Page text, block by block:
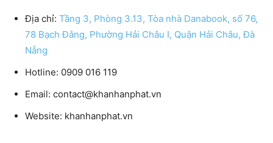
Địa chỉ: Tầng 3, Phòng 3.13, Tòa nhà Danabook, số 76,
78 Bạch Đằng, Phường Hải Châu I, Quận Hải Châu, Đà
Nẵng
Hotline: 0909 016 119
Email: contact@khanhanphat.vn
Website: khanhanphat.vn